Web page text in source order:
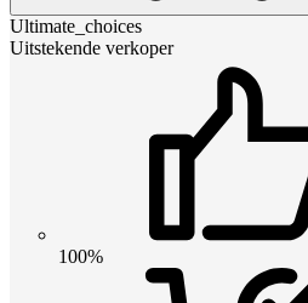
Ultimate_choices
Uitstekende verkoper
100%